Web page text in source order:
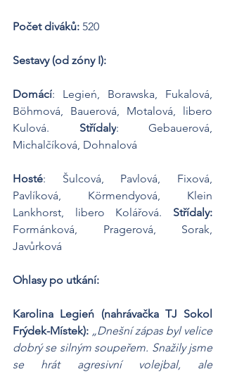
Počet diváků: 520
Sestavy (od zóny I):
Domácí: Legień, Borawska, Fukalová,
Böhmová, Bauerová, Motalová, libero
Kulová. Střídaly: Gebauerová,
Michalčíková, Dohnalová
Hosté: Šulcová, Pavlová, Fixová,
Pavlíková, Körmendyová, Klein
Lankhorst, libero Kolářová. Střídaly:
Formánková, Pragerová, Sorak,
Javůrková
Ohlasy po utkání:
Karolina Legień (nahrávačka TJ Sokol
Frýdek-Místek): „Dnešní zápas byl velice
dobrý se silným soupeřem. Snažily jsme
se hrát agresivní volejbal, ale